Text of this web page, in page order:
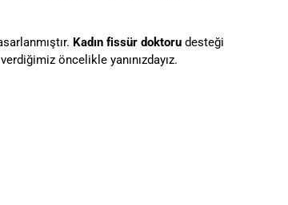
Kadın fissür doktoru desteği
öncelikle yanınızdayız.